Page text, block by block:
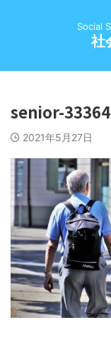
Social
社
senior-
2021年5月27日